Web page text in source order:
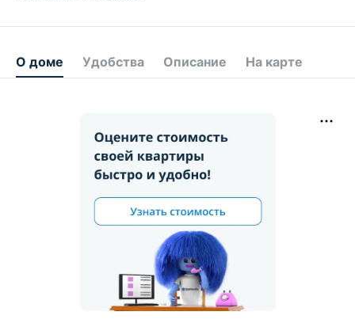
О доме Удобства Описание На карте